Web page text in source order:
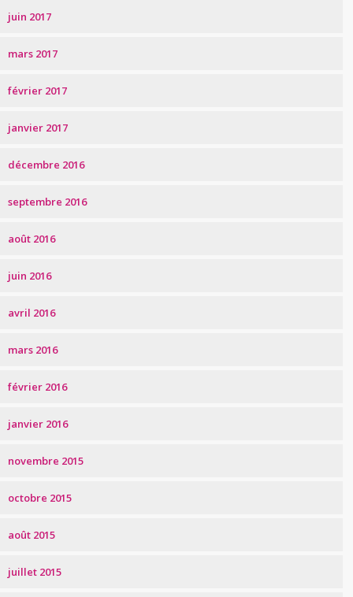
juin 2017
mars 2017
février 2017
janvier 2017
décembre 2016
septembre 2016
août 2016
juin 2016
avril 2016
mars 2016
février 2016
janvier 2016
novembre 2015
octobre 2015
août 2015
juillet 2015